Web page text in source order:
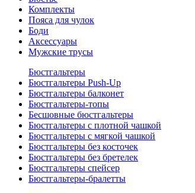
Комплекты
Пояса для чулок
Боди
Аксессуары
Мужские трусы
Бюстгальтеры
Бюстгальтеры Push-Up
Бюстгальтеры балконет
Бюстгальтеры-топы
Бесшовные бюстгальтеры
Бюстгальтеры с плотной чашкой
Бюстгальтеры с мягкой чашкой
Бюстгальтеры без косточек
Бюстгальтеры без бретелек
Бюстгальтеры спейсер
Бюстгальтеры-бралетты